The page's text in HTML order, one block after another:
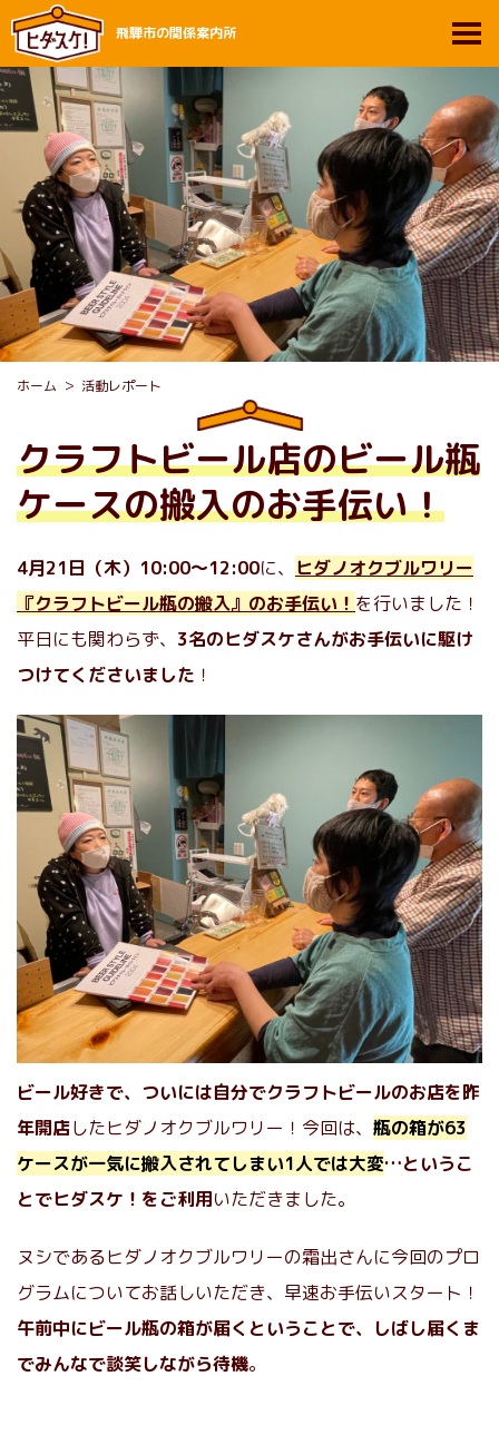
飛騨市の関係案内所
ホーム 活動レポート
クラフトビール店のビール瓶
ケースの搬入のお手伝い！
4月21日（木）10:00〜12:00に、 ヒダノオクブルワリー
『クラフトビール瓶の搬入』のお手伝い！ を行いました！
平日にも関わらず、 3名のヒダスケさんがお手伝いに駆け
つけてくださいました ！
ビール好きで、ついには自分でクラフトビールのお店を昨
年開店したヒダノオクブルワリー！今回は、 瓶の箱が63
ケースが一気に搬入されてしまい1人では大変…というこ
とでヒダスケ！をご利用いただきました。
ヌシであるヒダノオクブルワリーの霜出さんに今回のプロ
グラムについてお話しいただき、早速お手伝いスタート！
午前中にビール瓶の箱が届くということで、しばし届くま
でみんなで談笑しながら待機。